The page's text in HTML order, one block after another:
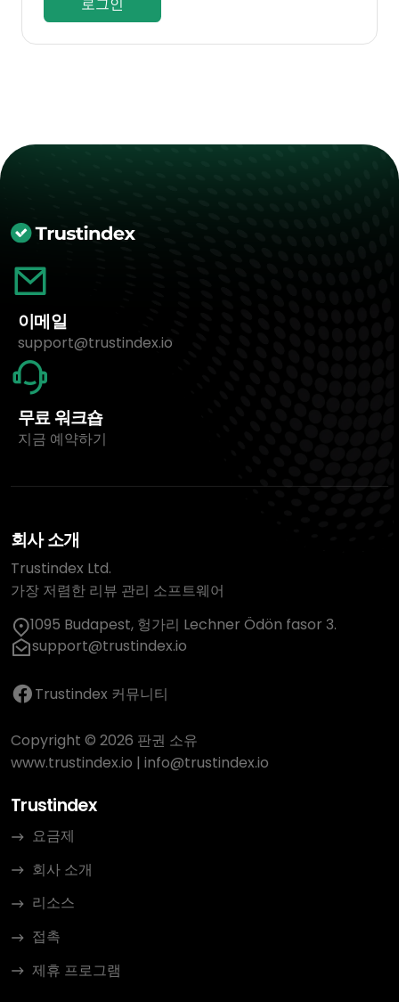
이메일
support@trustindex.io
무료 워크숍
지금 예약하기
회사 소개
Trustindex Ltd.
가장 저렴한 리뷰 관리 소프트웨어
1095 Budapest, 헝가리 Lechner Ödön fasor 3.
support@trustindex.io
Trustindex 커뮤니티
Copyright © 2026 판권 소유
www.trustindex.io | info@trustindex.io
Trustindex
요금제
회사 소개
리소스
접촉
제휴 프로그램